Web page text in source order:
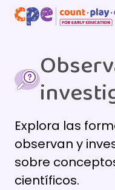
Skip to main content
Explora las
observan y
sobre
científicos.